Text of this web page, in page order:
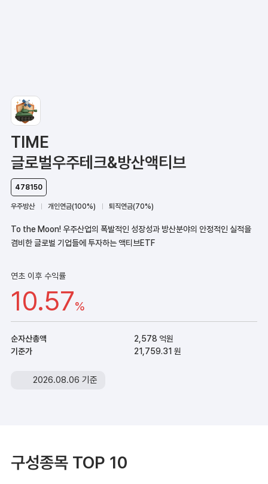
TIME
글로벌우주테크&방산액티브
478150
우주방산 개인연금(100%) 퇴직연금(70%)
To the Moon! 우주산업의 폭발적인 성장성과 방산분야의 안정적인 실적을
겸비한 글로벌 기업들에 투자하는 액티브ETF
연초 이후 수익률
10.57%
순자산총액
2,578 억원
기준가
21,759.31 원
2026.08.06 기준
구성종목 TOP 10